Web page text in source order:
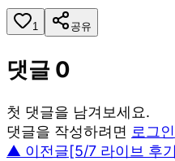
1 공유
댓글 0
첫 댓글을 남겨보세요.
댓글을 작성하려면 로그인
▲ 이전글[5/7 라이브